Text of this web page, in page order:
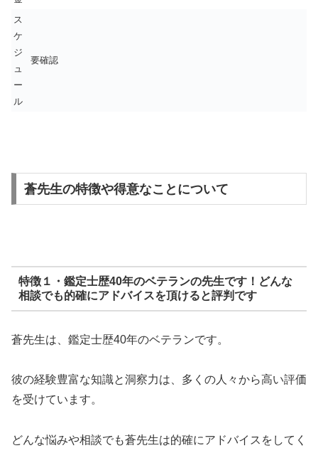
ス
ケ
ジ
ュ
ー
ル
要確認
蒼先生の特徴や得意なことについて
特徴１・鑑定士歴40年のベテランの先生です！どんな
相談でも的確にアドバイスを頂けると評判です
蒼先生は、鑑定士歴40年のベテランです。
彼の経験豊富な知識と洞察力は、多くの人々から高い評価
を受けています。
どんな悩みや相談でも蒼先生は的確にアドバイスをしてく